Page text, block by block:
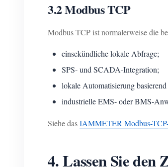
3.2 Modbus TCP
Modbus TCP ist normalerweise die
einsekündliche lokale Abfrage;
SPS- und SCADA-Integration;
lokale Automatisierung
industrielle EMS- oder BMS-
Siehe dasIAMMETER Modbus-
4. Lassen Sie den